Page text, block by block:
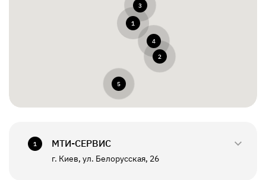
1
2
3
4
5
1 МТИ-СЕРВИС
г. Киев, ул. Белорусская, 26